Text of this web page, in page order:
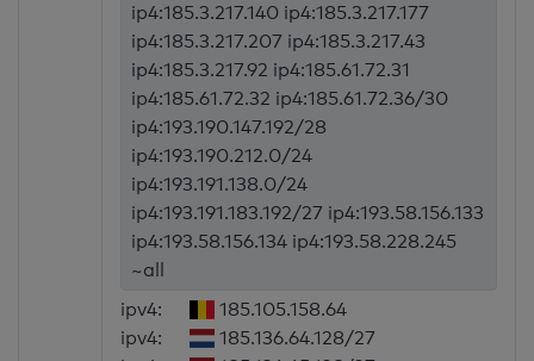
ip4:185.3.217.140 ip4:185.3.217.177
ip4:185.3.217.207 ip4:185.3.217.43
ip4:185.3.217.92 ip4:185.61.72.31
ip4:185.61.72.32 ip4:185.61.72.36/30
ip4:193.190.147.192/28
ip4:193.190.212.0/24
ip4:193.191.138.0/24
ip4:193.191.183.192/27 ip4:193.58.156.133
ip4:193.58.156.134 ip4:193.58.228.245
~all
ipv4:
185.105.158.64
ipv4:
185.136.64.128/27